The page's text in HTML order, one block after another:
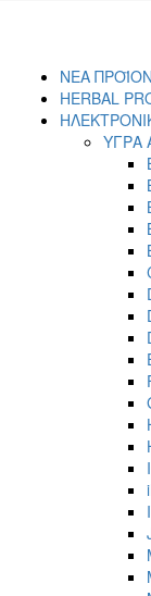
ΝΕΑ
HERBAL
ΥΓΡΑ